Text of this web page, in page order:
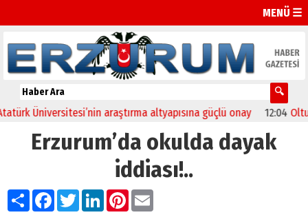
MENÜ ☰
Üniversitesi’nin araştırma altyapısına güçlü onay 12:04 Oltu’da
Erzurum’da okulda dayak
iddiası!..
PaylaşFacebook
TwitterLinkedIn
Pinterest
Email